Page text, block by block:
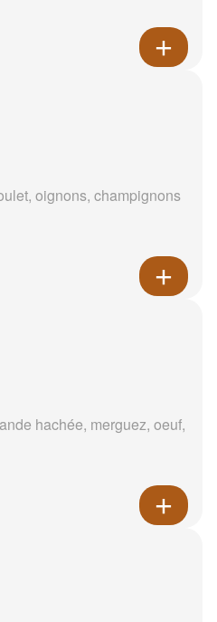
oignons, champignons
hachée, merguez, oeuf,